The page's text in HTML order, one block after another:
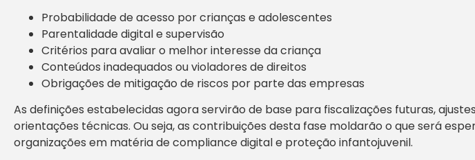
Probabilidade de acesso por crianças e adolescentes
Parentalidade digital e supervisão
Critérios para avaliar o melhor interesse da criança
Conteúdos inadequados ou violadores de direitos
Obrigações de mitigação de riscos por parte das empresas
As definições estabelecidas agora servirão de base para fiscalizações futuras,
orientações técnicas. Ou seja, as contribuições desta fase moldarão o que será
organizações em matéria de compliance digital e proteção infantojuvenil.